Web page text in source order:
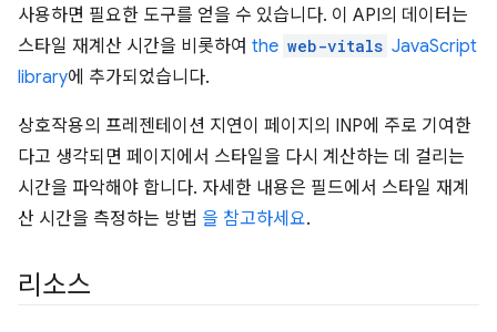
사용하면 필요한 도구를 얻을 수 있습니다. 이 API의 데이터는
스타일 재계산 시간을 비롯하여 the web-vitals JavaScript
library에 추가되었습니다.
상호작용의 프레젠테이션 지연이 페이지의 INP에 주로 기여한
다고 생각되면 페이지에서 스타일을 다시 계산하는 데 걸리는
시간을 파악해야 합니다. 자세한 내용은 필드에서 스타일 재계
산 시간을 측정하는 방법 을 참고하세요.
리소스